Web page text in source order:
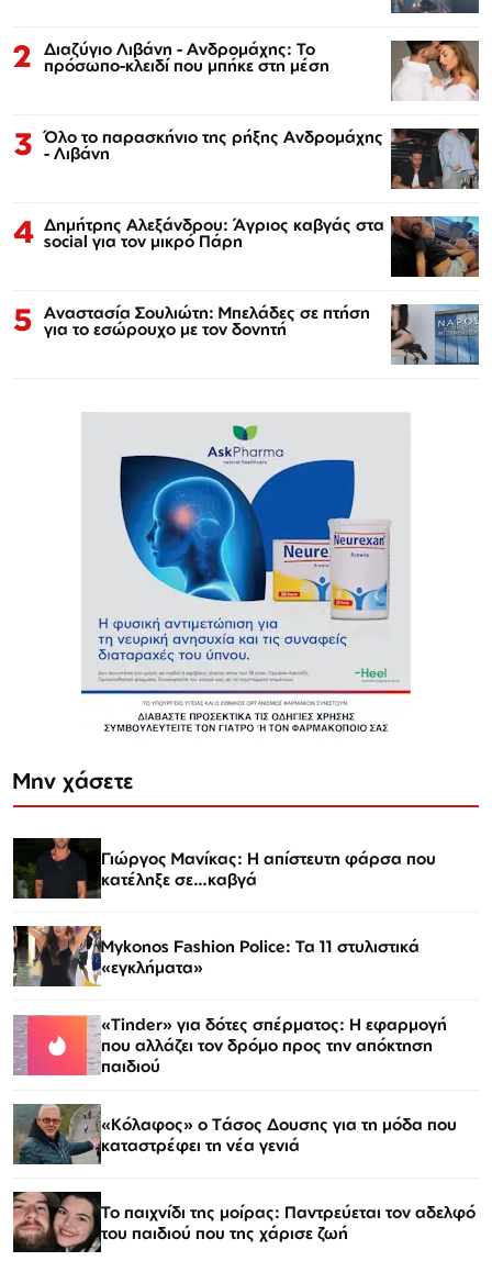
2 Διαζύγιο Λιβάνη - Ανδρομάχης: Το
πρόσωπο-κλειδί που μπήκε στη μέση
3 Όλο το παρασκήνιο της ρήξης Ανδρομάχης
- Λιβάνη
4 Δημήτρης Αλεξάνδρου: Άγριος καβγάς στα
social για τον μικρό Πάρη
5 Αναστασία Σουλιώτη: Μπελάδες σε πτήση
για το εσώρουχο με τον δονητή
Μην χάσετε
Γιώργος Μανίκας: Η απίστευτη φάρσα που
κατέληξε σε…καβγά
Mykonos Fashion Police: Τα 11 στυλιστικά
«εγκλήματα»
«Tinder» για δότες σπέρματος: Η εφαρμογή
που αλλάζει τον δρόμο προς την απόκτηση
παιδιού
«Κόλαφος» o Tάσος Δουσης για τη μόδα που
καταστρέφει τη νέα γενιά
Το παιχνίδι της μοίρας: Παντρεύεται τον αδελφό
του παιδιού που της χάρισε ζωή